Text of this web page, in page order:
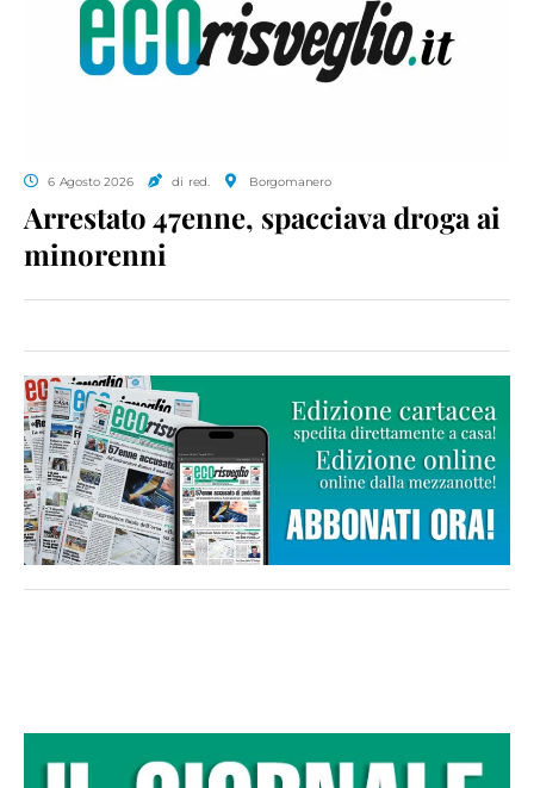
6 Agosto 2026 di red. Borgomanero
Arrestato 47enne, spacciava droga ai
minorenni